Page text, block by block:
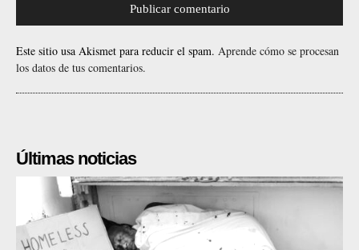
Este sitio usa Akismet para reducir el spam. Aprende cómo se procesan
los datos de tus comentarios.
Últimas noticias